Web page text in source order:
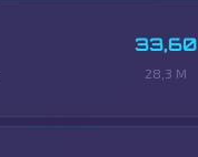
33,60
28,3 M